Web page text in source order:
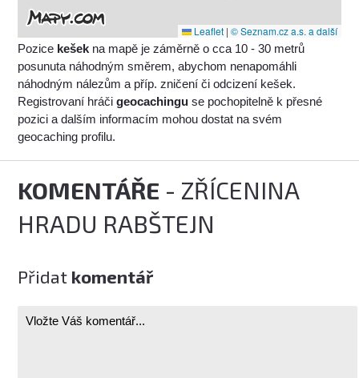
Leaflet | © Seznam.cz a.s. a další
Pozice kešek na mapě je záměrně o cca 10 - 30 metrů
posunuta náhodným směrem, abychom nenapomáhli
náhodným nálezům a příp. zničení či odcizení kešek.
Registrovaní hráčigeocachingu se pochopitelně k přesné
pozici a dalším informacím mohou dostat na svém
geocaching profilu.
KOMENTÁŘE - ZŘÍCENINA
HRADU RABŠTEJN
Přidat komentář